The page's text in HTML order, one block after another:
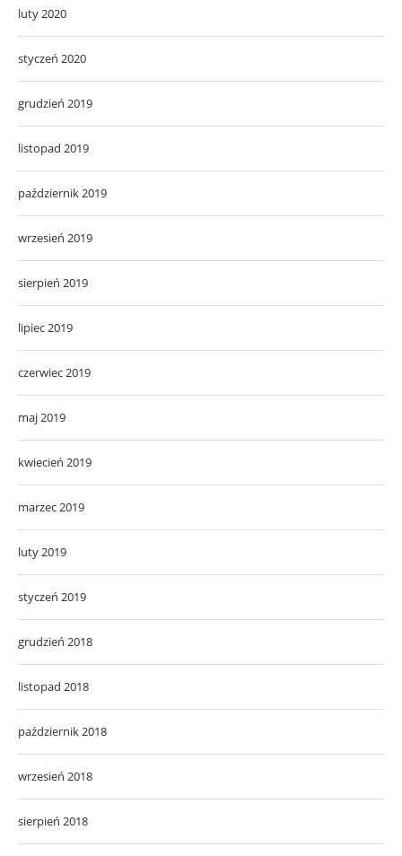
luty 2020
styczeń 2020
grudzień 2019
listopad 2019
październik 2019
wrzesień 2019
sierpień 2019
lipiec 2019
czerwiec 2019
maj 2019
kwiecień 2019
marzec 2019
luty 2019
styczeń 2019
grudzień 2018
listopad 2018
październik 2018
wrzesień 2018
sierpień 2018